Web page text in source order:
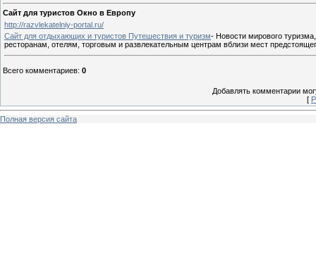
Сайт для туристов Окно в Европу
http://razvlekatelniy-portal.ru/
Сайт для отдыхающих и туристов Путешествия и туризм- Новости мирового
ресторанам, отелям, торговым и развлекательным центрам вблизи мест
Всего комментариев: 0
Добавлять комментарии
[
Полная версия сайта